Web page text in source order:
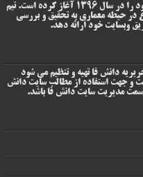
فروشگاه اینترنتی فروش فایل دانش فا فعالیت خود را در سال 1396 آغاز کرده است. تیم
در حیطه معماری به تحقیق و بررسی
وبسایت خود ارائه دهد.
دانش فا تهیه و تنظیم می شود
و جهت استفاده از مطالب سایت دانش
سمت مدیریت سایت دانش فا باشد.